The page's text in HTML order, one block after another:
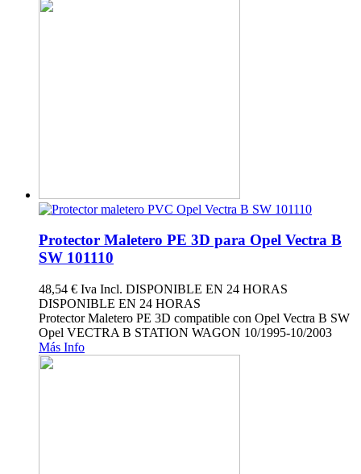
Protector Maletero PE 3D para Opel Vectra B
SW 101110
48,54 € Iva Incl. DISPONIBLE EN 24 HORAS
DISPONIBLE EN 24 HORAS
Protector Maletero PE 3D compatible con Opel Vectra B SW
Opel VECTRA B STATION WAGON 10/1995-10/2003
Más Info